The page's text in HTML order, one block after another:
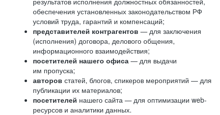
обеспечения установленных законодательством РФ
условий труда, гарантий и компенсаций;
представителей контрагентов — для заключения
(исполнения) договора, делового общения,
информационного взаимодействия;
посетителей нашего офиса — для выдачи
им пропуска;
авторов статей, блогов, спикеров мероприятий — для
публикации их материалов;
посетителей нашего сайта — для оптимизации web-
ресурсов и аналитики данных.